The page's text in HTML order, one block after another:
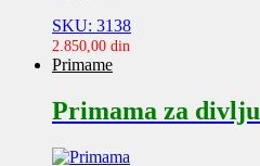
SKU: 3138
2.850,00 din
Primame
Primama za